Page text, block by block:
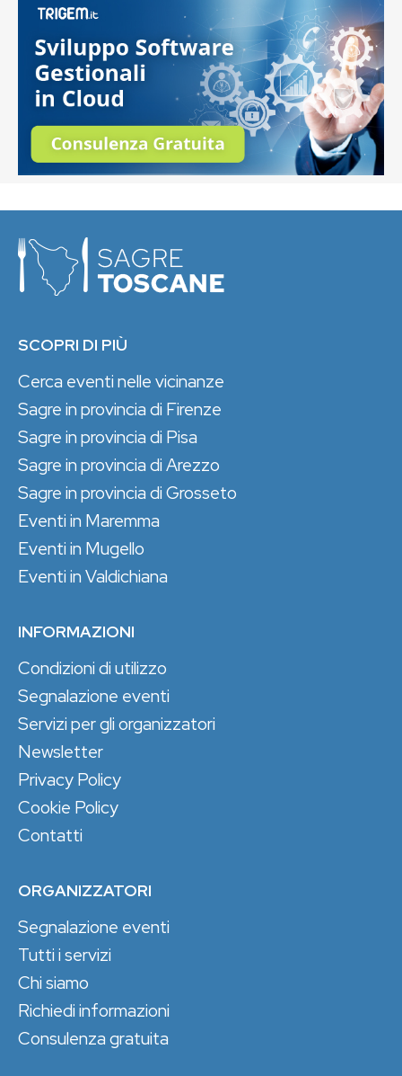
SCOPRI DI PIÙ
Cerca eventi nelle vicinanze
Sagre in provincia di Firenze
Sagre in provincia di Pisa
Sagre in provincia di Arezzo
Sagre in provincia di Grosseto
Eventi in Maremma
Eventi in Mugello
Eventi in Valdichiana
INFORMAZIONI
Condizioni di utilizzo
Segnalazione eventi
Servizi per gli organizzatori
Newsletter
Privacy Policy
Cookie Policy
Contatti
ORGANIZZATORI
Segnalazione eventi
Tutti i servizi
Chi siamo
Richiedi informazioni
Consulenza gratuita